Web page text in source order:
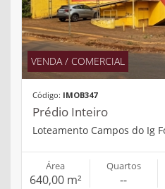
VENDA / COMERCIAL
Código: IMOB347
Prédio Inteiro
Loteamento Campos do Ig
Área
640,00 m²
Quartos
--